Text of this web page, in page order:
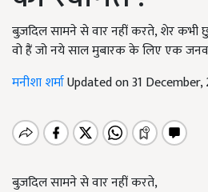
बुज़दिल सामने से वार नहीं करते, शेर कभी
वो हैं जो नये साल मुबारक के लिए एक
मनीशा शर्माUpdated on 31
बुज़दिल सामने से वार नहीं करते,